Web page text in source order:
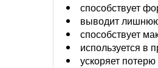
способствует
выводит
способствует
используется в
ускоряет